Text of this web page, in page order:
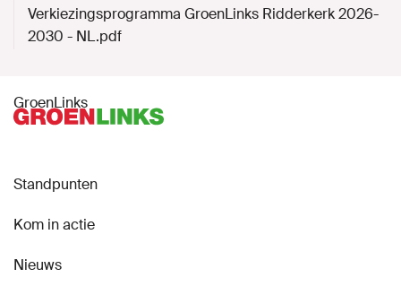
Verkiezingsprogramma GroenLinks Ridderkerk 2026-
2030 - NL.pdf
GroenLinks
Standpunten
Kom in actie
Nieuws
Agenda